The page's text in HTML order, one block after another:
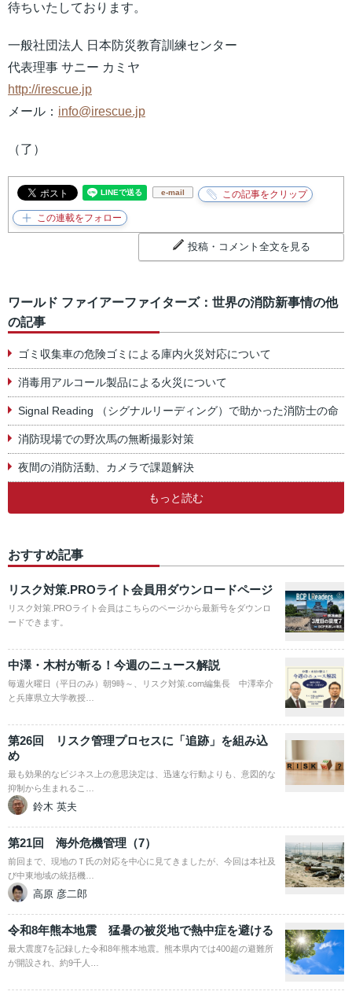
待ちいたしております。
一般社団法人 日本防災教育訓練センター
代表理事 サニー カミヤ
http://irescue.jp
メール： info@irescue.jp
（了）
e-mail
投稿・コメント全文を見る
ワールド ファイアーファイターズ：世界の消防新事情の他
の記事
ゴミ収集車の危険ゴミによる庫内火災対応について
消毒用アルコール製品による火災について
Signal Reading （シグナルリーディング）で助かった消防士の命
消防現場での野次馬の無断撮影対策
夜間の消防活動、カメラで課題解決
もっと読む
おすすめ記事
リスク対策.PROライト会員用ダウンロードページ
リスク対策.PROライト会員はこちらのページから最新号をダウンロ
ードできます。
中澤・木村が斬る！今週のニュース解説
毎週火曜日（平日のみ）朝9時～、リスク対策.com編集長 中澤幸介
と兵庫県立大学教授…
第26回 リスク管理プロセスに「追跡」を組み込
め
最も効果的なビジネス上の意思決定は、迅速な行動よりも、意図的な
抑制から生まれるこ…
鈴木 英夫
第21回 海外危機管理（7）
前回まで、現地のＴ氏の対応を中心に見てきましたが、今回は本社及
び中東地域の統括機…
高原 彦二郎
令和8年熊本地震 猛暑の被災地で熱中症を避ける
最大震度7を記録した令和8年熊本地震。熊本県内では400超の避難所
が開設され、約9千人…